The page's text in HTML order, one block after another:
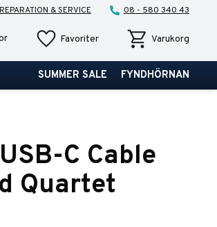
REPARATION & SERVICE 08 - 580 340 43
FavoriterFavoriter KundvagnVarukorg
SUMMER SALE FYNDHÖRNAN
C Cable
Quartet